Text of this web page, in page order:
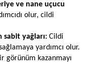
ve nane uçucu
olur, cildi
sabit yağları: Cildi
yardımcı olur.
görünüm kazanmayı